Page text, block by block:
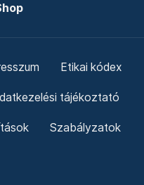
Etikai kódex
tájékoztató
Szabályzatok